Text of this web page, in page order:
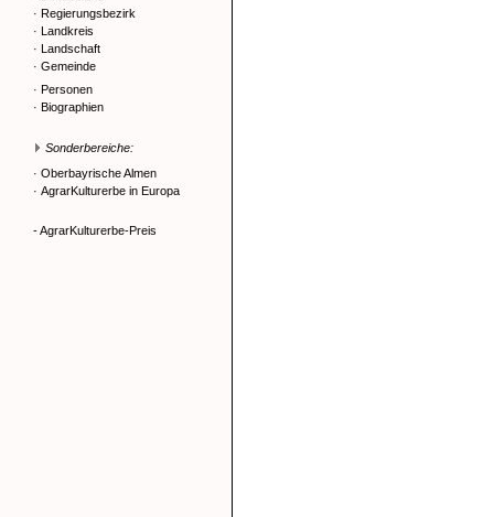
· Regierungsbezirk
· Landkreis
· Landschaft
· Gemeinde
· Personen
· Biographien
Sonderbereiche:
· Oberbayrische Almen
· AgrarKulturerbe in Europa
- AgrarKulturerbe-Preis